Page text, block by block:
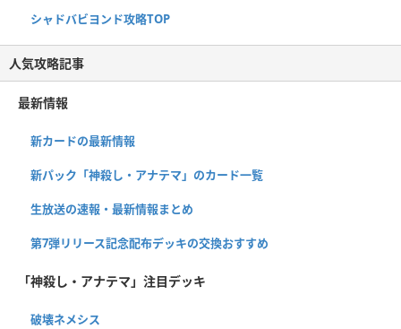
シャドバビヨンド攻略TOP
人気攻略記事
最新情報
新カードの最新情報
新パック「神殺し・アナテマ」のカード一覧
生放送の速報・最新情報まとめ
第7弾リリース記念配布デッキの交換おすすめ
「神殺し・アナテマ」注目デッキ
破壊ネメシス